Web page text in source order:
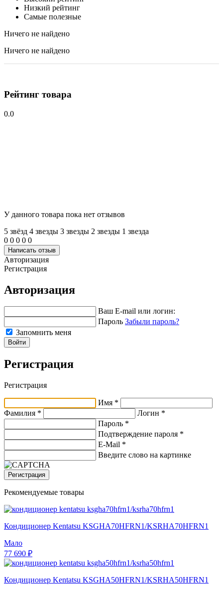
Низкий рейтинг
Самые полезные
Ничего не найдено
Ничего не найдено
Рейтинг товара
0.0
У данного товара пока нет отзывов
5 звёзд 4 звeзды 3 звeзды 2 звeзды 1 звeзда
0 0 0 0 0
Написать отзыв
Авторизация
Регистрация
Авторизация
Ваш E-mail или логин:
Пароль Забыли пароль?
Запомнить меня
Войти
Регистрация
Регистрация
Имя *
Фамилия *
Логин *
Пароль *
Подтверждение пароля *
E-Mail *
Введите слово на картинке
Регистрация
Рекомендуемые товары
Кондиционер Kentatsu KSGHA70HFRN1/KSRHA70HFRN1
Мало
77 690 ₽
Кондиционер Kentatsu KSGHA50HFRN1/KSRHA50HFRN1